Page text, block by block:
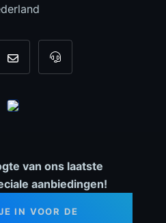
820 0967
info@dyno-Voor tool support,
van ons laatste
aanbiedingen!
IN VOOR DE